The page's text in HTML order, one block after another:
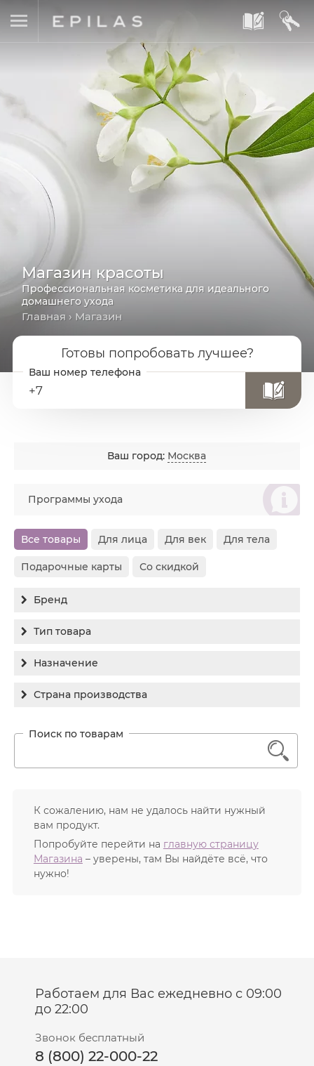
A B
Магазин красоты
Профессиональная косметика для идеального
домашнего ухода
Главная › Магазин
Готовы попробовать лучшее?
+7
Ваш город: Москва
စ
Программы ухода
Все товары Для лица Для век Для тела
Подарочные карты Со скидкой
Бренд
Medic Control Peel
Тип товара
Бальзам
Концентрат
Крем тональный
Маска
Мусс
Мыло
Шампунь
Назначение
Гиперпигментация
Заживление
Постакне
Против морщин
Противовозрастной
Страна производства
Россия
1
К сожалению, нам не удалось найти нужный
вам продукт.
Попробуйте перейти на главную страницу
Магазина – уверены, там Вы найдёте всё, что
нужно!
Работаем для Вас ежедневно с 09:00
до 22:00
Звонок бесплатный
8 (800) 22-000-22